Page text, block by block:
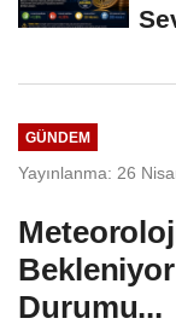
GÜNDEM
Yayınlanma: 26
Durumu...